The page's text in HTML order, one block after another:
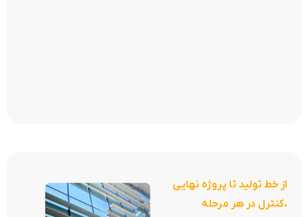
از خط تولید تا پروژه نهایی
،کنترل در هر مرحله